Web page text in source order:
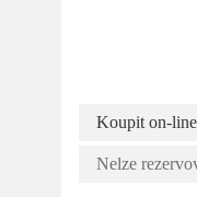
Koupit on-line
Nelze